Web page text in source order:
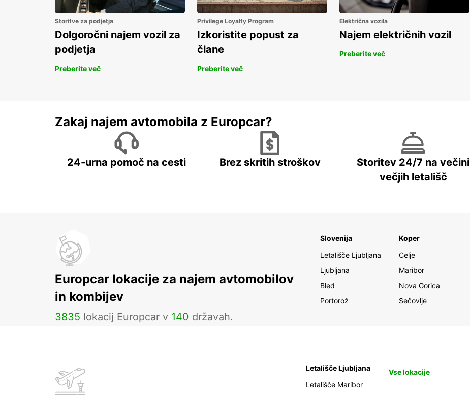
Storitve za podjetja
Dolgoročni najem vozil za
podjetja
Preberite več
Privilege Loyalty Program
Izkoristite popust za
člane
Preberite več
Električna vozila
Najem električnih vozil
Preberite več
Zakaj najem avtomobila z Europcar?
24-urna pomoč na cesti Brez skritih stroškov
Storitev 24/7 na večini
večjih letališč
Europcar lokacije za najem avtomobilov
in kombijev
3835 lokacij Europcar v 140 državah.
Slovenija
Letališče Ljubljana
Ljubljana
Bled
Portorož
Koper
Celje
Maribor
Nova Gorica
Sečovlje
Letališče Ljubljana
Letališče Maribor
Vse lokacije